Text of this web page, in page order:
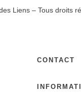
Liens – Tous
CONTACT